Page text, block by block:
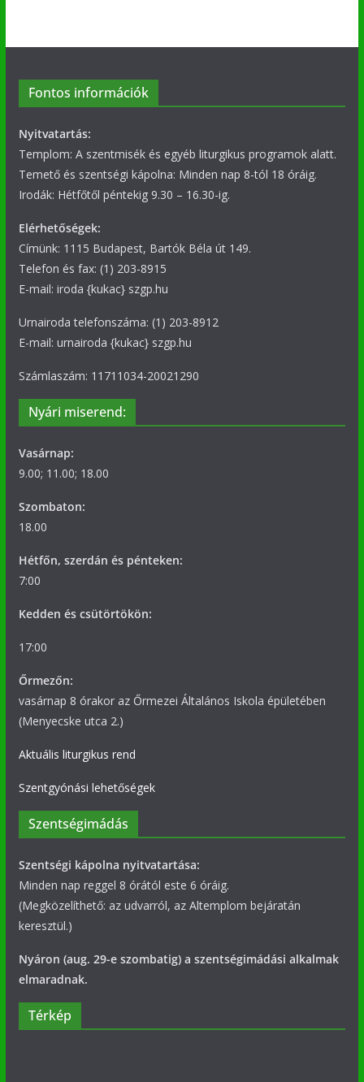
Fontos információk
Nyitvatartás:
Templom: A szentmisék és egyéb liturgikus programok alatt.
Temető és szentségi kápolna: Minden nap 8-tól 18 óráig.
Irodák: Hétfőtől péntekig 9.30 – 16.30-ig.
Elérhetőségek:
Címünk: 1115 Budapest, Bartók Béla út 149.
Telefon és fax: (1) 203-8915
E-mail: iroda {kukac} szgp.hu
Urnairoda telefonszáma: (1) 203-8912
E-mail: urnairoda {kukac} szgp.hu
Számlaszám: 11711034-20021290
Nyári miserend:
Vasárnap:
9.00; 11.00; 18.00
Szombaton:
18.00
Hétfőn, szerdán és pénteken:
7:00
Kedden és csütörtökön:
17:00
Őrmezőn:
vasárnap 8 órakor az Őrmezei Általános Iskola épületében
(Menyecske utca 2.)
Aktuális liturgikus rend
Szentgyónási lehetőségek
Szentségimádás
Szentségi kápolna nyitvatartása:
Minden nap reggel 8 órától este 6 óráig.
(Megközelíthető: az udvarról, az Altemplom bejáratán
keresztül.)
Nyáron (aug. 29-e szombatig) a szentségimádási alkalmak
elmaradnak.
Térkép